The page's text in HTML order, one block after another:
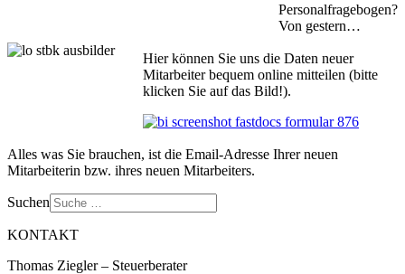
Personalfragebogen?
Von gestern…
Hier können Sie uns die Daten neuer
Mitarbeiter bequem online mitteilen (bitte
klicken Sie auf das Bild!).
Alles was Sie brauchen, ist die Email-Adresse Ihrer neuen
Mitarbeiterin bzw. ihres neuen Mitarbeiters.
Suchen
KONTAKT
Thomas Ziegler – Steuerberater